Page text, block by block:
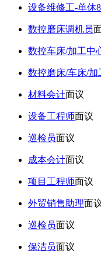
设备维修工-单休
数控磨床调机员
数控车床/加工中
数控磨床/车床/加
材料会计面议
设备工程师面议
巡检员面议
成本会计面议
项目工程师面议
外贸销售助理面
巡检员面议
保洁员面议